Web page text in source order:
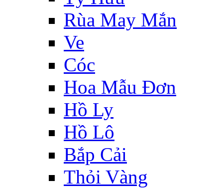
Rùa May Mắn
Ve
Cóc
Hoa Mẫu Đơn
Hồ Ly
Hồ Lô
Bắp Cải
Thỏi Vàng